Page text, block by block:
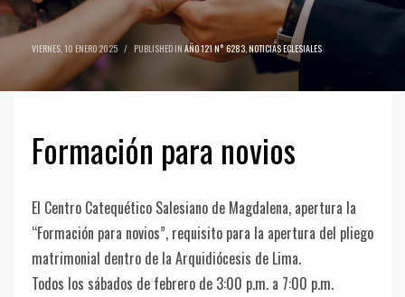
VIERNES, 10 ENERO 2025 / PUBLISHED IN AÑO 121 N° 6283,NOTICIAS ECLESIALES
Formación para novios
El Centro Catequético Salesiano de Magdalena, apertura la
“Formación para novios”, requisito para la apertura del pliego
matrimonial dentro de la Arquidiócesis de Lima.
Todos los sábados de febrero de 3:00 p.m. a 7:00 p.m.